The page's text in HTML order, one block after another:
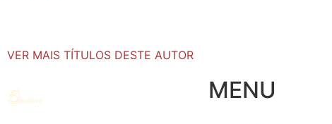
VER MAIS TÍTULOS DESTE AUTOR
MENU